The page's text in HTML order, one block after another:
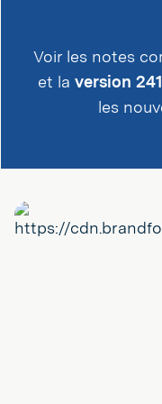
Voir les notes
et la version 241
les